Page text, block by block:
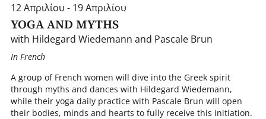
12 Απριλίου - 19 Απριλίου
YOGA AND MYTHS
with Hildegard Wiedemann and Pascale Brun
In French
A group of French women will dive into the Greek spirit
through myths and dances with Hildegard Wiedemann,
while their yoga daily practice with Pascale Brun will open
their bodies, minds and hearts to fully receive this initiation.